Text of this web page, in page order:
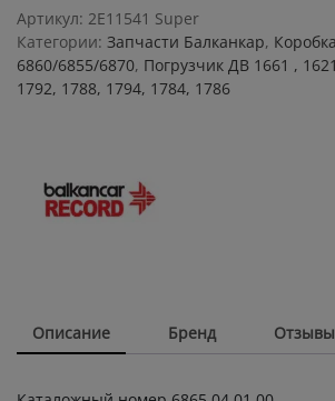
04.01.00
с
фланцем
ДВ
Балканкар
6865040100
Артикул: 2E11541 Super
Категории: Запчасти Балканкар,
6860/6855/6870, Погрузчик ДВ 1661 , 1621
1792, 1788, 1794, 1784, 1786
Описание Бренд